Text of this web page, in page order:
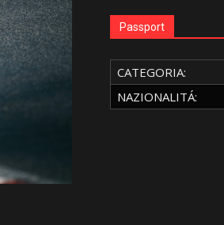
Passport
CATEGORIA:
NAZIONALITÁ: